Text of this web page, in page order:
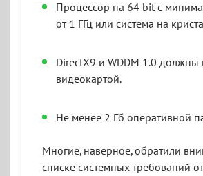
Процессор на 64 bit с
от 1 ГГц или система на
DirectX9 и WDDM 1.0 должны
видеокартой.
Не менее 2 Гб оперативной
Многие, наверное, обратили
списке системных требований